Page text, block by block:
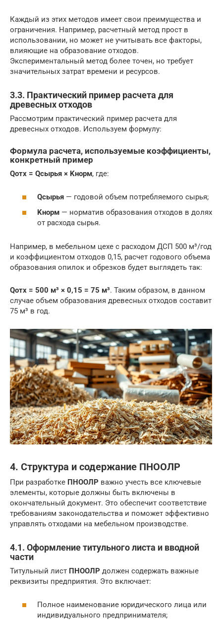
Каждый из этих методов имеет свои преимущества и
ограничения. Например, расчетный метод прост в
использовании, но может не учитывать все факторы,
влияющие на образование отходов.
Экспериментальный метод более точен, но требует
значительных затрат времени и ресурсов.
3.3. Практический пример расчета для
древесных отходов
Рассмотрим практический пример расчета для
древесных отходов. Используем формулу:
Формула расчета, используемые коэффициенты,
конкретный пример
Qотх = Qсырья × Kнорм, где:
Qсырья — годовой объем потребляемого сырья;
Kнорм — норматив образования отходов в долях
от расхода сырья.
Например, в мебельном цехе с расходом ДСП 500 м³/год
и коэффициентом отходов 0,15, расчет годового объема
образования опилок и обрезков будет выглядеть так:
Qотх = 500 м³ × 0,15 = 75 м³. Таким образом, в данном
случае объем образования древесных отходов составит
75 м³ в год.
4. Структура и содержание ПНООЛР
При разработке ПНООЛР важно учесть все ключевые
элементы, которые должны быть включены в
окончательный документ. Это обеспечит соответствие
требованиям законодательства и поможет эффективно
управлять отходами на мебельном производстве.
4.1. Оформление титульного листа и вводной
части
Титульный лист ПНООЛР должен содержать важные
реквизиты предприятия. Это включает:
Полное наименование юридического лица или
индивидуального предпринимателя;